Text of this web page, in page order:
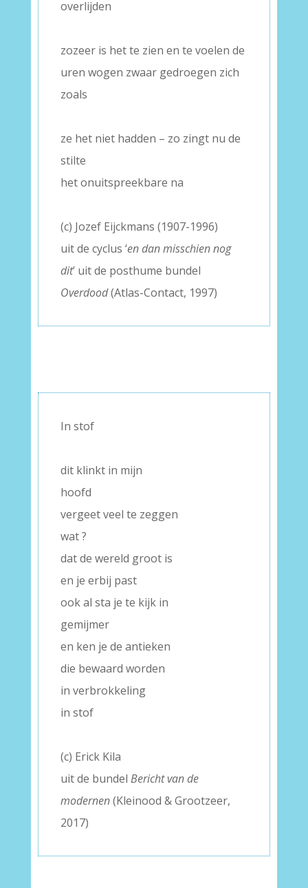
overlijden
zozeer is het te zien en te voelen de
uren wogen zwaar gedroegen zich
zoals
ze het niet hadden – zo zingt nu de
stilte
het onuitspreekbare na
(c) Jozef Eijckmans (1907-1996)
uit de cyclus ‘en dan misschien nog
dit’ uit de posthume bundel
Overdood(Atlas-Contact, 1997)
In stof
dit klinkt in mijn
hoofd
vergeet veel te zeggen
wat ?
dat de wereld groot is
en je erbij past
ook al sta je te kijk in
gemijmer
en ken je de antieken
die bewaard worden
in verbrokkeling
in stof
(c) Erick Kila
uit de bundel Bericht van de
modernen(Kleinood & Grootzeer,
2017)